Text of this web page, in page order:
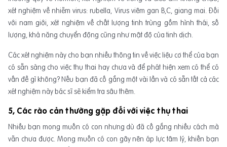
xét nghiệm về nhiễm virus: rubella, Virus viêm gan B,C, giang mai. Đối
với nam giới, xét nghiệm về chất lượng tinh trùng gồm hình thái, số
lượng, khả năng chuyển động cũng như mật độ của tinh dịch.
Các xét nghiệm này cho bạn nhiều thông tin về việc liệu cơ thể của bạn
có sẵn sàng cho việc thụ thai hay chưa và để phát hiện xem có thể có
vấn đề gì không? Nếu bạn đã cố gắng một vài lần và có sẵn tất cả các
xét nghiệm này bác sĩ sẽ kiểm tra sâu thêm.
5, Các rào cản thường gặp đối với việc thụ thai
Nhiều bạn mong muốn có con nhưng dù đã cố gắng nhiều cách mà
vẫn chưa được. Mong muốn có con gây nên áp lực tâm lý, khiến bạn